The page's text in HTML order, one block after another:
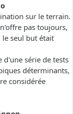
sur le terrain.
pas toujours,
le seul but était
d'une série de tests
déterminants,
considérée